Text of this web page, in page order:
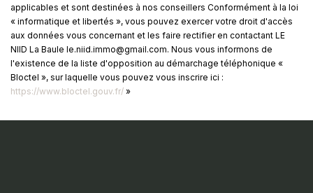
applicables et sont destinées à nos conseillers Conformément à la loi
« informatique et libertés », vous pouvez exercer votre droit d'accès
aux données vous concernant et les faire rectifier en contactant LE
NIID La Baule le.niid.immo@gmail.com. Nous vous informons de
l'existence de la liste d'opposition au démarchage téléphonique «
Bloctel », sur laquelle vous pouvez vous inscrire ici :
https://www.bloctel.gouv.fr/ »